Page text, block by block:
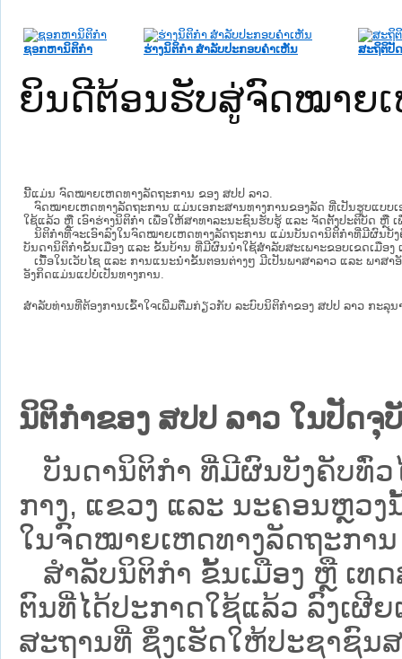
ຊອກຫານິຕິກໍາ ຮ່າງນິຕິກໍາ ສໍາລັບປະກອບຄໍາເຫັນ ສະຖິຕິປັ
ຍິນດີຕ້ອນຮັບສູ່ຈົດໝາຍເ
ນີ້ແມ່ນ ຈົດໝາຍເຫດທາງລັດຖະການ ຂອງ ສປປ ລາວ.
ຈົດໝາຍເຫດທາງລັດຖະການ ແມ່ນ​ເອ​ກະ​ສານ​ທາງ​ການ​ຂອງ​ລັດ ທີ່​ເປັນ​ຮູບ​ແບບ​
ໃຊ້ແລ້ວ ຫຼື ເອົາຮ່າງນິຕິກໍາ ເພື່ອໃຫ້​ສາ​ທາ​ລະ​ນະ​ຊົນ​ຮັບ​ຮູ້ ແລະ ຈັດ​ຕັ້ງ​ປະ​ຕິ​ບັດ ຫຼື
ນິ​ຕິ​ກຳ​ທີ່​ຈະ​ເອົາ​ລົງ​ໃນ​ຈົດ​ໝາຍ​ເຫດ​ທາງ​ລັດ​ຖະ​ການ ​ແມ່ນ​ບັນ​ດາ​ນິ​ຕິ​ກຳ​ທີ່​ມີ​ຜົນ​ບັ
ບັນ​ດານິ​ຕິ​ກຳ​ຂັ້ນ​ເມືອງ ແລະ ຂັ້ນ​ບ້ານ ​ທີ່​ມີ​ຜົນ​ນຳ​ໃຊ້​ສຳ​ລັບ​ສະ​ເພາະ​ຂອບ​ເຂດ​ເມືອງ
ເນື້ອໃນ​ເວັບ​ໄຊ​ ແລະ ການແນະນໍາຂັ້ນຕອນຕ່າງໆ ມີເປັນພາສາລາວ ແລະ ພາສ
ອັງກິດແມ່ນແປບໍ່ເປັນທາງການ.
ສໍາລັບທ່ານທີ່ຕ້ອງການເຂົ້າໃຈເພີ່ມຕື່ມກ່ຽວກັບ ລະບົບນິຕິກຳຂອງ ສປປ ລາວ ກະລຸນ
ນິຕິກຳຂອງ ສປປ ລາວ ໃນປັດ
ບັນດານິຕິກໍາ ທີ່ມີຜົນບັງຄັບທົ່
ກາງ, ແຂວງ ແລະ ນະຄອນຫຼວ
ໃນຈົດໝາຍເຫດທາງລັດຖະການ
ສຳລັບນິ​ຕິ​ກຳ ຂັ້ນເມືອງ ຫຼື ເທ
ຕົນທີ່ໄດ້ປະກາດໃຊ້ແລ້ວ ລົງ​ເຜີ
ສະຖານທີ່ ຊຶ່ງເຮັດໃຫ້ປະຊາຊົນສ